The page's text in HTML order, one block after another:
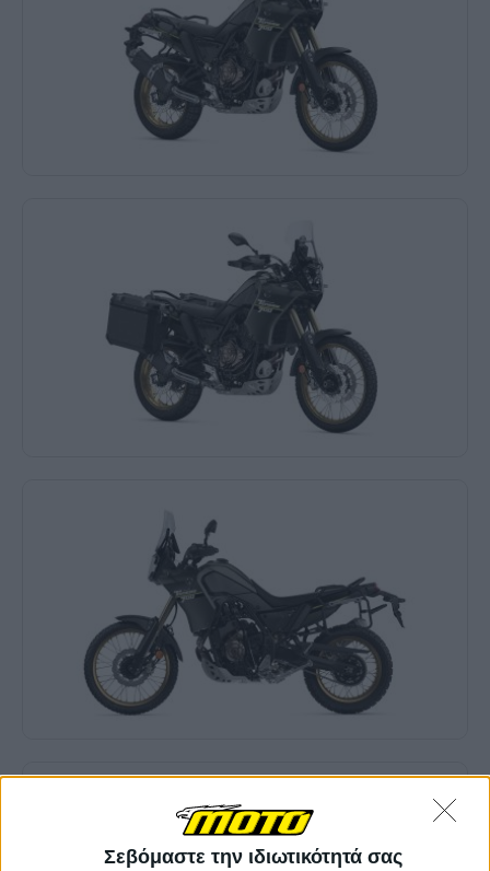
Σεβόμαστε την ιδιωτικότητά σας